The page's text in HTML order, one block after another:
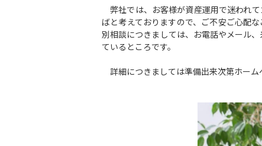
弊社では、お客様が資産運用で迷われ
ばと考えておりますので、ご不安ご心配
別相談につきましては、お電話やメール
ているところです。
詳細につきましては準備出来次第ホーム